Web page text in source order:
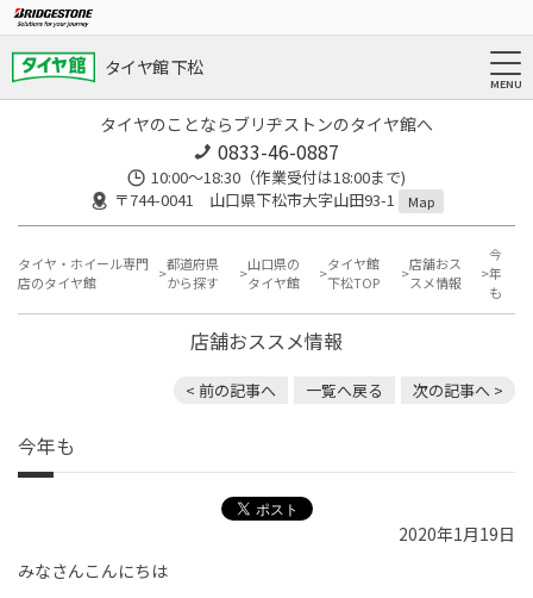
タイヤ館 下松
タイヤのことならブリヂストンのタイヤ館へ
0833-46-0887
10:00～18:30（作業受付は18:00まで)
〒744-0041 山口県下松市大字山田93-1
Map
タイヤ・ホイール専門
店のタイヤ館
都道府県
から探す
山口県の
タイヤ館
タイヤ館
下松TOP
店舗おス
スメ情報
今
年
も
店舗おススメ情報
< 前の記事へ 一覧へ戻る 次の記事へ >
今年も
2020年1月19日
みなさんこんにちは